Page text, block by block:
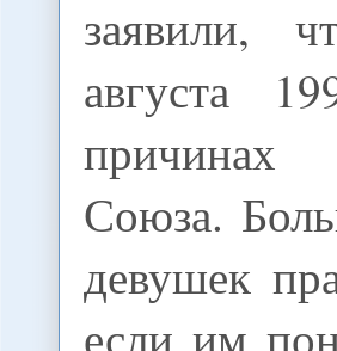
заявили,
августа
причинах
Союза.
девушек
если им